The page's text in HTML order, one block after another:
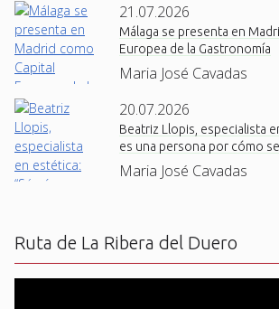
21.07.2026
Málaga se presenta en
Europea de la Gastronomía
Maria José Cavadas
20.07.2026
Beatriz Llopis, especialista
es una persona por cómo
Maria José Cavadas
Ruta de La Ribera del Duero